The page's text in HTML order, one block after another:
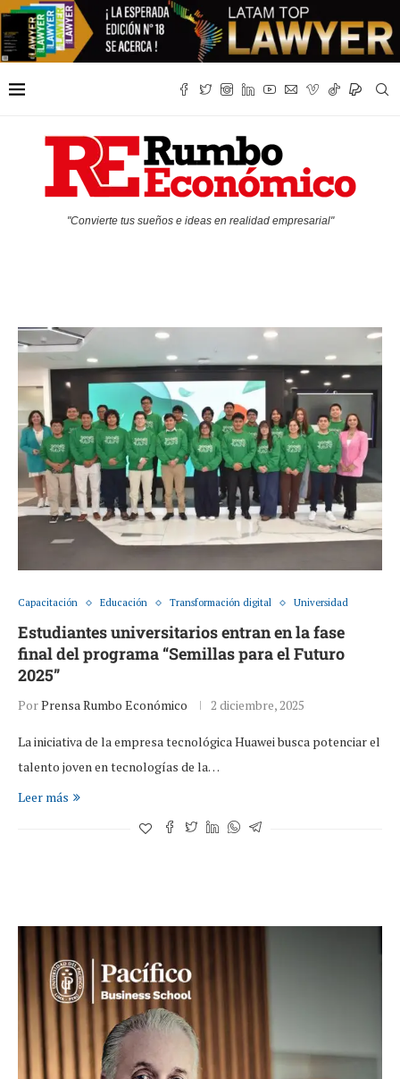
"Convierte tus sueños e ideas en realidad empresarial"
Capacitación Educación Transformación digital Universidad
Estudiantes universitarios entran en la fase
final del programa “Semillas para el Futuro
2025”
PorPrensa Rumbo Económico 2 diciembre, 2025
La iniciativa de la empresa tecnológica Huawei busca potenciar el
talento joven en tecnologías de la…
Leer más